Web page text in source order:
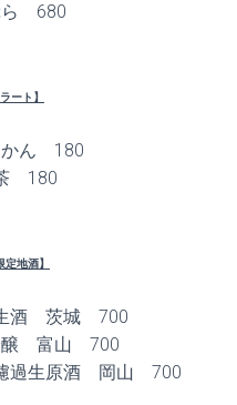
ら 680
ート】
かん 180
180
定地酒】
酒 茨城 700
醸 富山 700
過生原酒 岡山 700